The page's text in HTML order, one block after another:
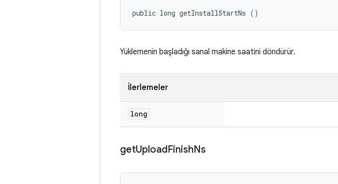
public long getInstallStartNs ()
Yüklemenin başladığı sanal makine saatini döndürür.
İlerlemeler
long
getUploadFinishNs